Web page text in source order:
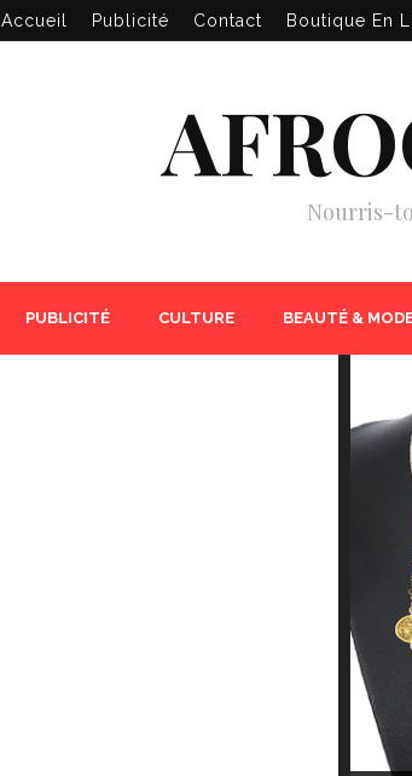
Accueil Publicité Contact Boutique En
Nourris-
PUBLICITÉ CULTURE BEAUTÉ &